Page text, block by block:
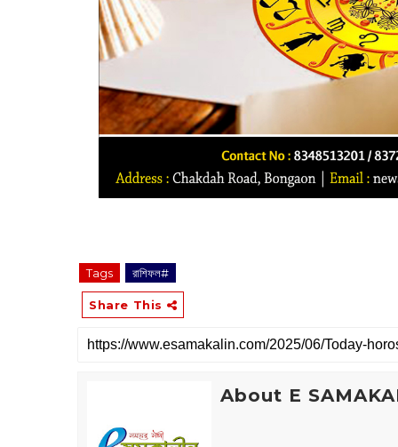
Tags রাশিফল#
Share This
About E